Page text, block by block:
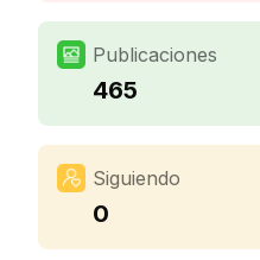
Publicaciones
465
Siguiendo
0